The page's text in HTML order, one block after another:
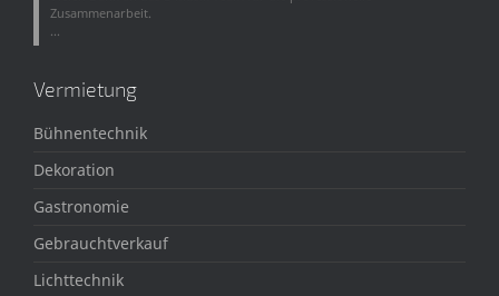
Zusammenarbeit.
...
Vermietung
Bühnentechnik
Dekoration
Gastronomie
Gebrauchtverkauf
Lichttechnik